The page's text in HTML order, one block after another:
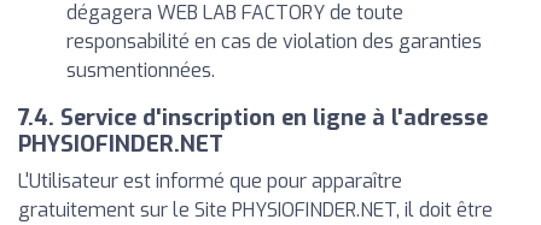
dégagera WEB LAB FACTORY de toute
responsabilité en cas de violation des garanties
susmentionnées.
7.4. Service d'inscription en ligne à l'adresse
PHYSIOFINDER.NET
L'Utilisateur est informé que pour apparaître
gratuitement sur le Site PHYSIOFINDER.NET, il doit être